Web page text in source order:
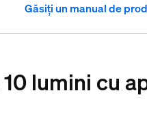
Găsiți un manual de
lumini cu